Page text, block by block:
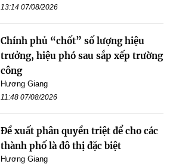
13:14 07/08/2026
Chính phủ “chốt” số lượng hiệu
trưởng, hiệu phó sau sắp xếp trường
công
Hương Giang
11:48 07/08/2026
Đề xuất phân quyền triệt để cho các
thành phố là đô thị đặc biệt
Hương Giang